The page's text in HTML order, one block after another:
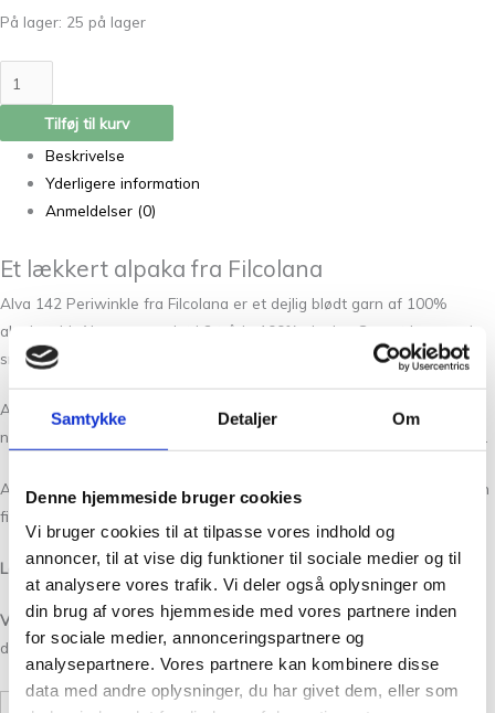
Samtykke Detaljer Om
Denne hjemmeside bruger cookies
Vi bruger cookies til at tilpasse vores indhold og
annoncer, til at vise dig funktioner til sociale medier og til
at analysere vores trafik. Vi deler også oplysninger om
din brug af vores hjemmeside med vores partnere inden
for sociale medier, annonceringspartnere og
analysepartnere. Vores partnere kan kombinere disse
data med andre oplysninger, du har givet dem, eller som
På lager: 25 på lager
Tilføj til kurv
Beskrivelse
Yderligere information
Anmeldelser (0)
Et lækkert alpaka fra Filcolana
Alva 142 Periwinkle fra Filcolana er et dejlig blødt garn af 100%
alpaka uld.
Alva er spundet i 2 tråde 100% alpaka. Garnet kommer i
små nøgler med 25 g i hver, og har en løbelængde på 175 m pr. 25 g.
Alva er en perfekt medløbertråd. Netop fordi den er lagt op på 25 g
nøgler, kan man virkelig slå sig løs og bruge mange farver i sit projekt.
Alva 142 Periwinkle kommer også i 29 andre flotte farver, som du kan
finde lige
Løbelængde:175 m pr. 25 g
Vask:Kan maskinvaskes ved 30 grader. Jo mere skånsomt du vasker
det strikkede, jo bedre holder det.